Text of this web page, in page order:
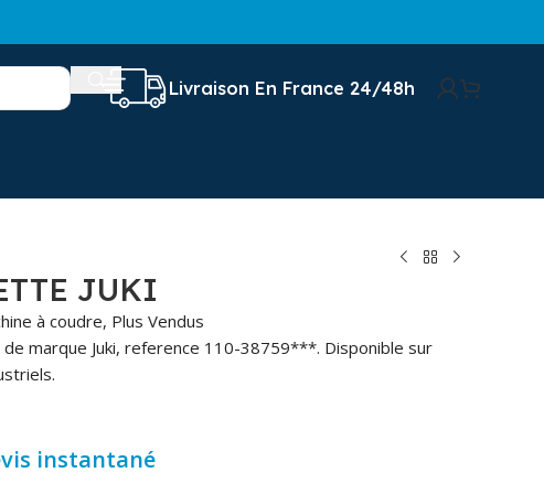
Livraison En France 24/48h
JUKI
à coudre, Plus Vendus
de marque Juki, reference 110-38759***. Disponible sur
instantané